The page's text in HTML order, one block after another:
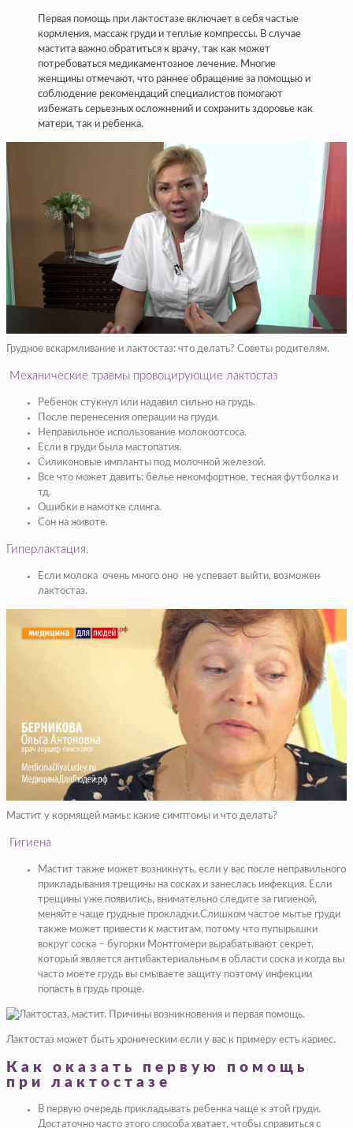
Первая помощь при лактостазе включает в себя частые
кормления, массаж груди и теплые компрессы. В случае
мастита важно обратиться к врачу, так как может
потребоваться медикаментозное лечение. Многие
женщины отмечают, что раннее обращение за помощью и
соблюдение рекомендаций специалистов помогают
избежать серьезных осложнений и сохранить здоровье как
матери, так и ребенка.
Грудное вскармливание и лактостаз: что делать? Советы родителям.
Механические травмы провоцирующие лактостаз
Ребенок стукнул или надавил сильно на грудь.
После перенесения операции на груди.
Неправильное использование молокоотсоса.
Если в груди была мастопатия.
Силиконовые импланты под молочной железой.
Все что может давить: белье некомфортное, тесная футболка и
тд.
Ошибки в намотке слинга.
Сон на животе.
Гиперлактация.
Если молока очень много оно не успевает выйти, возможен
лактостаз.
Мастит у кормящей мамы: какие симптомы и что делать?
Гигиена
Мастит также может возникнуть, если у вас после неправильного
прикладывания трещины на сосках и занеслась инфекция. Если
трещины уже появились, внимательно следите за гигиеной,
меняйте чаще грудные прокладки.Слишком частое мытье груди
также может привести к маститам, потому что пупырышки
вокруг соска – бугорки Монтгомери вырабатывают секрет,
который является антибактериальным в области соска и когда вы
часто моете грудь вы смываете защиту поэтому инфекции
попасть в грудь проще.
Лактостаз может быть хроническим если у вас к примеру есть кариес.
Как оказать первую помощь
при лактостазе
В первую очередь прикладывать ребенка чаще к этой груди.
Достаточно часто этого способа хватает, чтобы справиться с